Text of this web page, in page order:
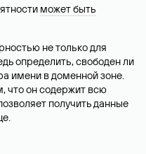
может быть
не только для
определить, свободен ли
имени в доменной зоне.
что он содержит всю
получить данные